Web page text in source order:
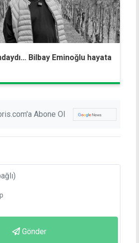
Bilbay Eminoğlu hayata
Abone Ol
Gönder